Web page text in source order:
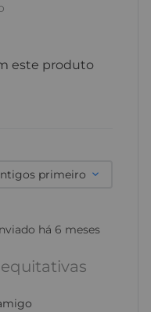
este produto
primeiro
há 6 meses